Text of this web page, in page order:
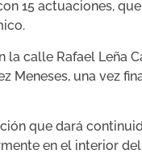
15 actuaciones,
calle Rafael Leña
Meneses, una vez
que dará
en el interior